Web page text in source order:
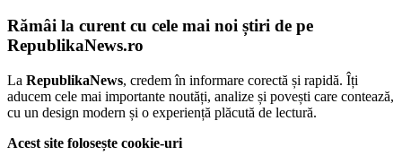
Rămâi la curent cu cele mai noi știri de pe
RepublikaNews.ro
La RepublikaNews, credem în informare corectă și rapidă. Îți
aducem cele mai importante noutăți, analize și povești care contează,
cu un design modern și o experiență plăcută de lectură.
Acest site folosește cookie-uri